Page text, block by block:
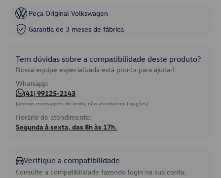
Peça Original Volkswagen
Garantia de 3 meses de fábrica
Tem dúvidas sobre a compatibilidade deste produto?
Nossa equipe especializada está pronta para ajudar!
Whatsapp:
(41) 99125-2143
(apenas mensagens de texto, não atendemos ligações)
Horário de atendimento:
Segunda à sexta, das 8h às 17h.
Verifique a compatibilidade
Consulte a compatibilidade fazendo login na sua conta.